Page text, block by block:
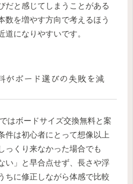
だと感じてしまうことがある
数を増やす方向で考えるほう
道になりやすいです。
がボード選びの失敗を減
はボードサイズ交換無料と案
件は初心者にとって想像以上
っくり来なかった場合でも
い」と早合点せず、長さや浮
ちに修正しながら体感で比較